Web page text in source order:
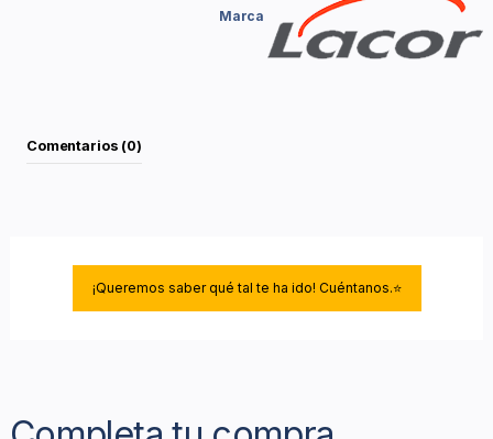
Marca
Comentarios (0)
¡Queremos saber qué tal te ha ido! Cuéntanos.⭐